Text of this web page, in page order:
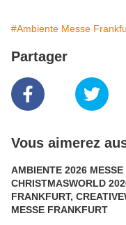
#Ambiente Messe
Partager
Vous aimerez
AMBIENTE 2026 MESSE
CHRISTMASWORLD
FRANKFURT,
MESSE FRANKFURT